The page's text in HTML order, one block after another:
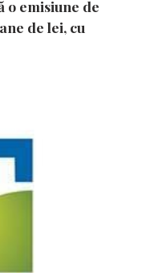
o emisiune de
de lei, cu